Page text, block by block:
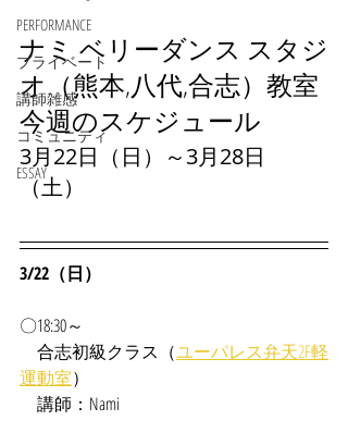
PERFORMANCE
プライベート
講師雑感
コミュニティ
ESSAY
ナミ ベリーダンス スタジ
オ（熊本,八代,合志）教室
今週のスケジュール
3月22日（日）～3月28日
（土）
3/22（日）
〇18:30～
合志初級クラス（ユーパレス弁天2F軽
運動室）
講師：Nami